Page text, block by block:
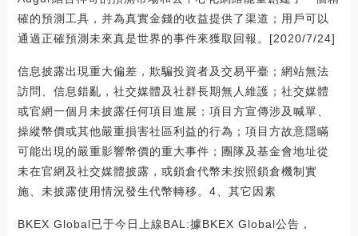
確的預測工具，并為真實金錢的收益提供了渠道；用戶可以
通過正確預測未來真是世界的事件來獲取回報。[2020/7/24]
信息披露出現重大偏差，欺騙投資者及交易平臺；網站無法
訪問、信息錯亂，社交媒體及社群長期無人維護；社交媒體
或官網一個月未披露任何項目進展；項目方宣傳涉及喊單、
操縱幣價或其他嚴重損害社區利益的行為；項目方故意隱瞞
可能出現的嚴重影響幣價的重大事件；團隊及基金會地址從
未在官網及社交媒體披露，或鎖倉代幣未按照鎖倉機制實
施、未披露使用情況發生代幣轉移。4、其它因素
BKEX Global已于今日上線BAL:據BKEX Global公告，